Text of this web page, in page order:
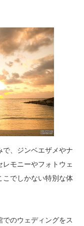
で、ジンベエザメやナ
モニーやフォトウェ
こでしかない特別な体
のウェディングをス